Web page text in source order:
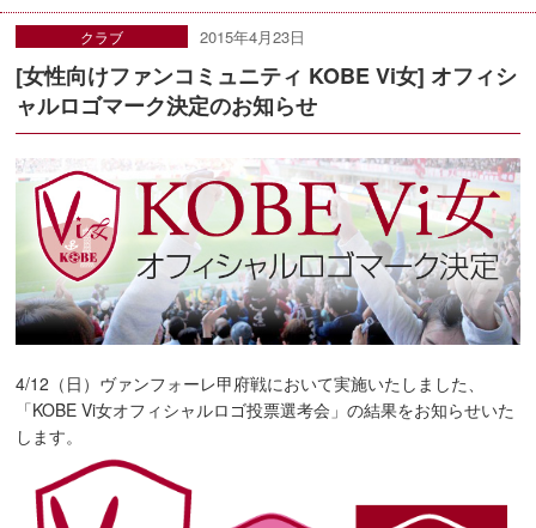
クラブ 2015年4月23日
[女性向けファンコミュニティ KOBE Vi女] オフィシ
ャルロゴマーク決定のお知らせ
4/12（日）ヴァンフォーレ甲府戦において実施いたしました、
「KOBE Vi女オフィシャルロゴ投票選考会」の結果をお知らせいた
します。